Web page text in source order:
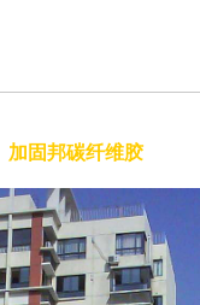
加固邦碳纤维胶